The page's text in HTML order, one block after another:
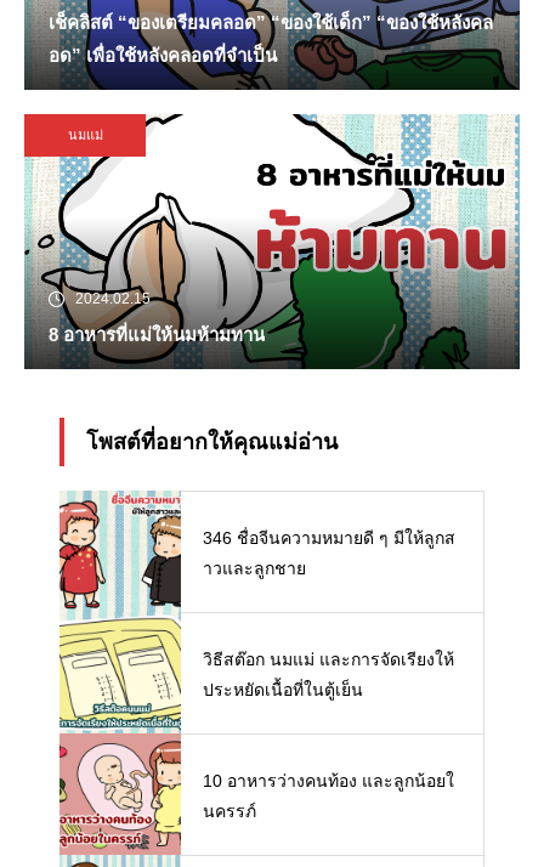
เช็คลิสต์ “ของเตรียมคลอด” “ของใช้เด็ก” “ของใช้หลังคล
อด” เพื่อใช้หลังคลอดที่จำเป็น
นมแม่
2024.02.15
8 อาหารที่แม่ให้นมห้ามทาน
โพสต์ที่อยากให้คุณแม่อ่าน
346 ชื่อจีนความหมายดี ๆ มีให้ลูกส
าวและลูกชาย
วิธีสต๊อก นมแม่ และการจัดเรียงให้
ประหยัดเนื้อที่ในตู้เย็น
10 อาหารว่างคนท้อง และลูกน้อยใ
นครรภ์